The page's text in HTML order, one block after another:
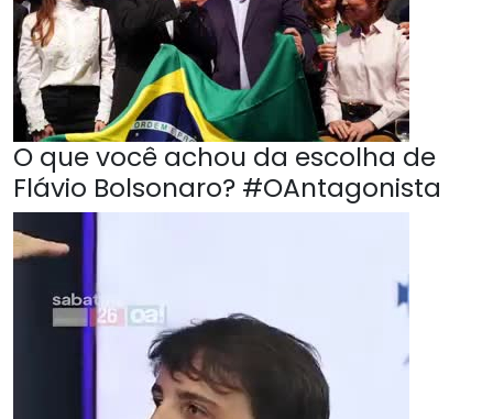
O que você achou da escolha de
Flávio Bolsonaro? #OAntagonista